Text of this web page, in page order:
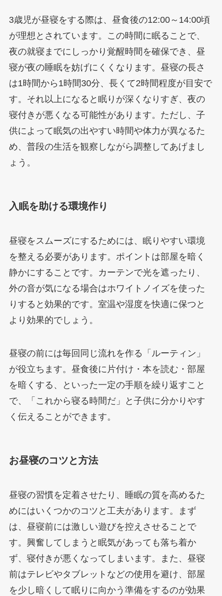
3歳児が昼寝をする際は、昼食後の12:00～14:00頃
が理想とされています。この時間に眠ることで、
夜の就寝までにしっかり覚醒時間を確保でき、昼
寝が夜の睡眠を妨げにくくなります。昼寝の長さ
は1時間から1時間30分、長くて2時間程度が目安で
す。それ以上になると眠りが深くなりすぎ、夜の
寝付きが悪くなる可能性があります。ただし、子
供によって眠気の出やすい時間や体力が異なるた
め、普段の生活を観察しながら調整してあげまし
ょう。
入眠を助ける環境作り
昼寝をスムーズにするためには、眠りやすい環境
を整える必要があります。ポイントは部屋を暗く
静かにすることです。カーテンで光を遮ったり、
外の音が気になる場合はホワイトノイズを使った
りすると効果的です。室温や湿度を快適に保つと
より効果的でしょう。
昼寝の前には毎回同じ流れを作る「ルーティン」
が役立ちます。昼食後に片付け・本を読む・部屋
を暗くする、といった一定の手順を繰り返すこと
で、「これから寝る時間だ」と子供に分かりやす
く伝えることができます。
お昼寝のコツと方法
昼寝の習慣を定着させたり、睡眠の質を高めるた
めにはいくつかのコツと工夫があります。まず
は、昼寝前には激しい遊びを控えさせることで
す。興奮してしまうと眠気があっても落ち着か
ず、寝付きが悪くなってしまいます。また、昼寝
前はテレビやタブレットなどの使用を避け、部屋
を少し暗くして眠りに向かう準備をするのが効果